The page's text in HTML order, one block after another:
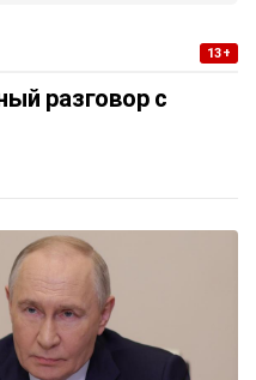
13+
разговор с